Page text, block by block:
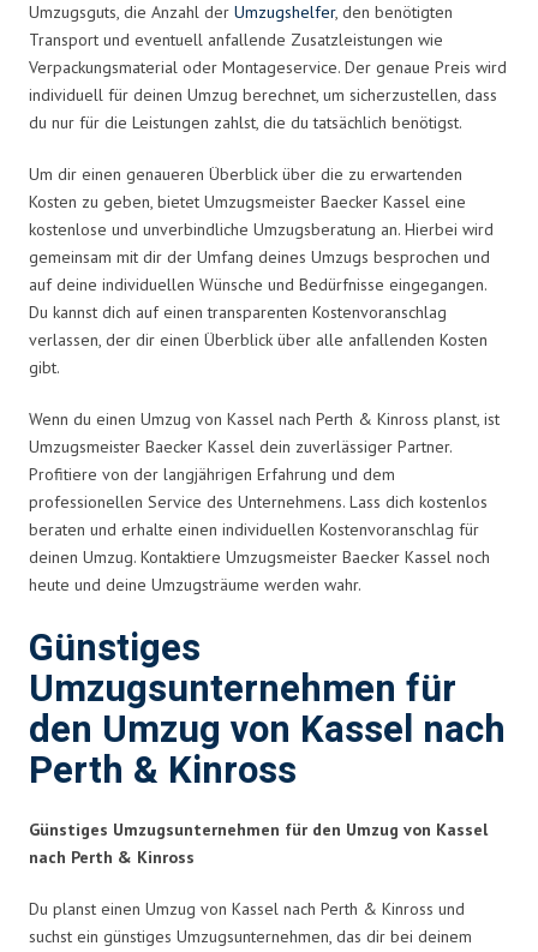
Umzugsguts, die Anzahl der Umzugshelfer, den benötigten
Transport und eventuell anfallende Zusatzleistungen wie
Verpackungsmaterial oder Montageservice. Der genaue Preis wird
individuell für deinen Umzug berechnet, um sicherzustellen, dass
du nur für die Leistungen zahlst, die du tatsächlich benötigst.
Um dir einen genaueren Überblick über die zu erwartenden
Kosten zu geben, bietet Umzugsmeister Baecker Kassel eine
kostenlose und unverbindliche Umzugsberatung an. Hierbei wird
gemeinsam mit dir der Umfang deines Umzugs besprochen und
auf deine individuellen Wünsche und Bedürfnisse eingegangen.
Du kannst dich auf einen transparenten Kostenvoranschlag
verlassen, der dir einen Überblick über alle anfallenden Kosten
gibt.
Wenn du einen Umzug von Kassel nach Perth & Kinross planst, ist
Umzugsmeister Baecker Kassel dein zuverlässiger Partner.
Profitiere von der langjährigen Erfahrung und dem
professionellen Service des Unternehmens. Lass dich kostenlos
beraten und erhalte einen individuellen Kostenvoranschlag für
deinen Umzug. Kontaktiere Umzugsmeister Baecker Kassel noch
heute und deine Umzugsträume werden wahr.
Günstiges
Umzugsunternehmen für
den Umzug von Kassel nach
Perth & Kinross
Günstiges Umzugsunternehmen für den Umzug von Kassel
nach Perth & Kinross
Du planst einen Umzug von Kassel nach Perth & Kinross und
suchst ein günstiges Umzugsunternehmen, das dir bei deinem